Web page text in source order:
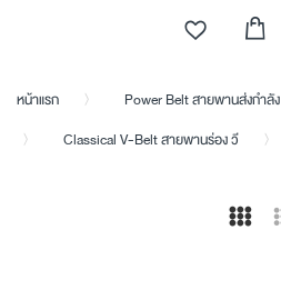
หน้าแรก Power Belt สายพานส่งกำลัง
Classical V-Belt สายพานร่อง วี